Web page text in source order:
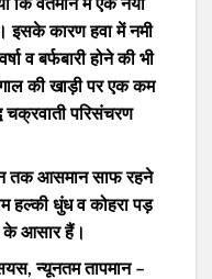
कि वर्तमान में एक नया
इसके कारण हवा में नमी
व बर्फबारी होने की भी
की खाड़ी पर एक कम
चक्रवाती परिसंचरण
तक आसमान साफ रहने
हल्की धुंध व कोहरा पड़
के आसार हैं।
न्यूनतम तापमान –